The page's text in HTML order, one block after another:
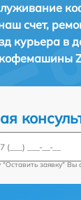
счет,
курьера в
кофемашины
заявку" Вы